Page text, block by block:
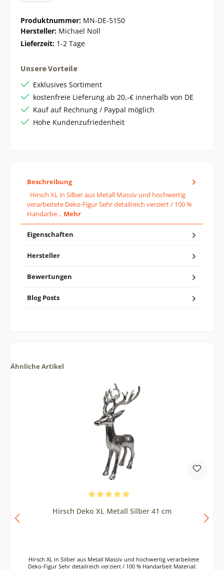
Produktnummer: MN-DE-5150
Hersteller: Michael Noll
Lieferzeit: 1-2 Tage
Unsere Vorteile
Exklusives Sortiment
kostenfreie Lieferung ab 20,-€ innerhalb von DE
Kauf auf Rechnung / Paypal möglich
Hohe Kundenzufriedenheit
Beschreibung
Hirsch XL in Silber aus Metall Massiv und hochwertig
verarbeitete Deko-Figur Sehr detailreich verziert / 100 %
Handarbe… Mehr
Eigenschaften
Hersteller
Bewertungen
Blog Posts
Ähnliche Artikel
Hirsch Deko XL Metall Silber 41 cm
Hirsch XL in Silber aus Metall Massiv und hochwertig verarbeitete
Deko-Figur Sehr detailreich verziert / 100 % Handarbeit Material: